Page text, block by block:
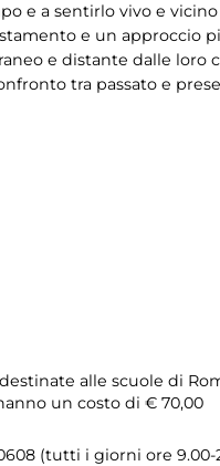
e a sentirlo vivo e
e un approccio
e distante dalle
tra passato e
alle scuole di
un costo di € 70,00
(tutti i giorni ore 9.00-